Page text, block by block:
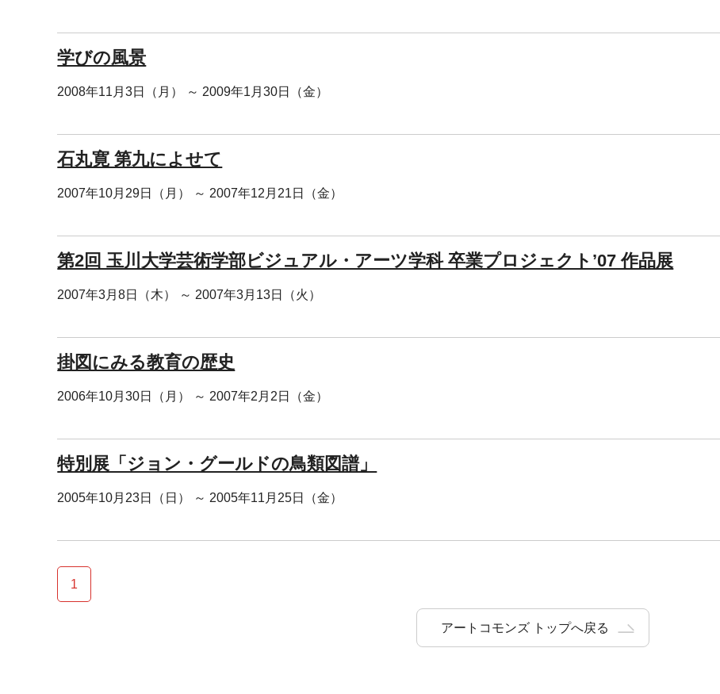
学びの風景
2008年11月3日（月） ～ 2009年1月30日（金）
石丸寛 第九によせて
2007年10月29日（月） ～ 2007年12月21日（金）
第2回 玉川大学芸術学部ビジュアル・アーツ学科 卒業プロジェクト’07 作品展
2007年3月8日（木） ～ 2007年3月13日（火）
掛図にみる教育の歴史
2006年10月30日（月） ～ 2007年2月2日（金）
特別展「ジョン・グールドの鳥類図譜」
2005年10月23日（日） ～ 2005年11月25日（金）
1
アートコモンズ トップへ戻る